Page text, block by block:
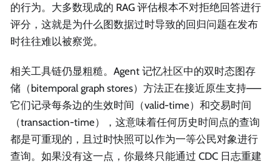
的行为。大多数现成的 RAG 评估根本不对拒绝回答进行
评分，这就是为什么图数据过时导致的回归问题在发布
时往往难以被察觉。
相关工具链仍显粗糙。Agent 记忆社区中的双时态图存
储（bitemporal graph stores）方法正在接近原生支持——
它们记录每条边的生效时间（valid-time）和交易时间
（transaction-time），这意味着任何历史时间点的查询
都是可重现的，且过时快照可以作为一等公民对象进行
查询。如果没有这一点，你最终只能通过 CDC 日志重建